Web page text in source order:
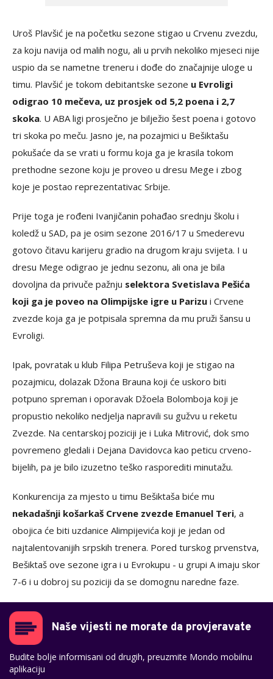
Uroš Plavšić je na početku sezone stigao u Crvenu zvezdu,
za koju navija od malih nogu, ali u prvih nekoliko mjeseci nije
uspio da se nametne treneru i dođe do značajnije uloge u
timu. Plavšić je tokom debitantske sezone u Evroligi
odigrao 10 mečeva, uz prosjek od 5,2 poena i 2,7
skoka. U ABA ligi prosječno je bilježio šest poena i gotovo
tri skoka po meču. Jasno je, na pozajmici u Bešiktašu
pokušaće da se vrati u formu koja ga je krasila tokom
prethodne sezone koju je proveo u dresu Mege i zbog
koje je postao reprezentativac Srbije.
Prije toga je rođeni Ivanjičanin pohađao srednju školu i
koledž u SAD, pa je osim sezone 2016/17 u Smederevu
gotovo čitavu karijeru gradio na drugom kraju svijeta. I u
dresu Mege odigrao je jednu sezonu, ali ona je bila
dovoljna da privuče pažnju selektora Svetislava Pešića
koji ga je poveo na Olimpijske igre u Parizu i Crvene
zvezde koja ga je potpisala spremna da mu pruži šansu u
Evroligi.
Ipak, povratak u klub Filipa Petruševa koji je stigao na
pozajmicu, dolazak Džona Brauna koji će uskoro biti
potpuno spreman i oporavak Džoela Bolomboja koji je
propustio nekoliko nedjelja napravili su gužvu u reketu
Zvezde. Na centarskoj poziciji je i Luka Mitrović, dok smo
povremeno gledali i Dejana Davidovca kao peticu crveno-
bijelih, pa je bilo izuzetno teško rasporediti minutažu.
Konkurencija za mjesto u timu Bešiktaša biće mu
nekadašnji košarkaš Crvene zvezde Emanuel Teri, a
obojica će biti uzdanice Alimpijevića koji je jedan od
najtalentovanijih srpskih trenera. Pored turskog prvenstva,
Bešiktaš ove sezone igra i u Evrokupu - u grupi A imaju skor
7-6 i u dobroj su poziciji da se domognu naredne faze.
Naše vijesti ne morate da provjeravate
Budite bolje informisani od drugih, preuzmite Mondo mobilnu
aplikaciju